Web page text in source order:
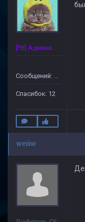
[PB] Администратор
Сообщений: 125
Спасибок: 12
weiiiw